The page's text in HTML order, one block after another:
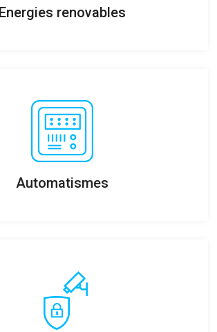
Energies renovables
Automatismes